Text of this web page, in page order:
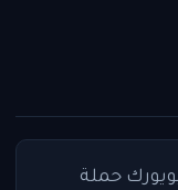
في نيويورك حملة